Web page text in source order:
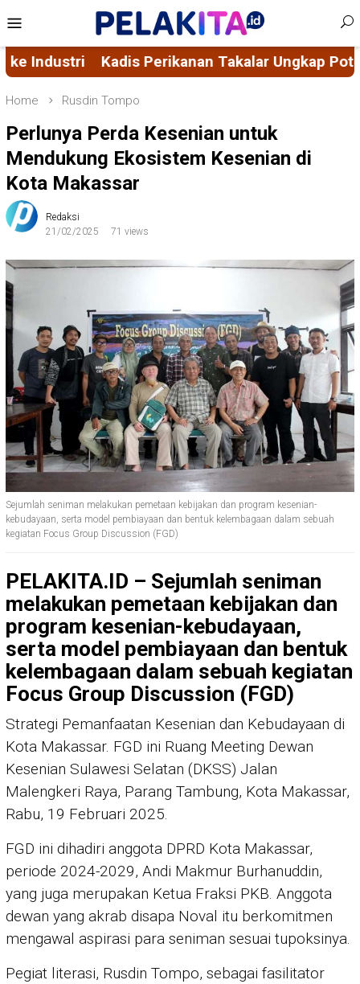
to
content
Menu
Ungkap Potensi Pangan Akuatik Takalar, Ajak
Home Rusdin Tompo
Perlunya Perda Kesenian untuk
Mendukung Ekosistem Kesenian di
Kota Makassar
Redaksi
21/02/2025
71 views
Sejumlah seniman melakukan pemetaan kebijakan dan program kesenian-
kebudayaan, serta model pembiayaan dan bentuk kelembagaan dalam sebuah
kegiatan Focus Group Discussion (FGD)
PELAKITA.ID – Sejumlah seniman
melakukan pemetaan kebijakan dan
program kesenian-kebudayaan,
serta model pembiayaan dan bentuk
kelembagaan dalam sebuah kegiatan
Focus Group Discussion (FGD)
Strategi Pemanfaatan Kesenian dan Kebudayaan di
Kota Makassar. FGD ini Ruang Meeting Dewan
Kesenian Sulawesi Selatan (DKSS) Jalan
Malengkeri Raya, Parang Tambung, Kota Makassar,
Rabu, 19 Februari 2025.
FGD ini dihadiri anggota DPRD Kota Makassar,
periode 2024-2029, Andi Makmur Burhanuddin,
yang juga merupakan Ketua Fraksi PKB. Anggota
dewan yang akrab disapa Noval itu berkomitmen
mengawal aspirasi para seniman sesuai tupoksinya.
Pegiat literasi, Rusdin Tompo, sebagai fasilitator